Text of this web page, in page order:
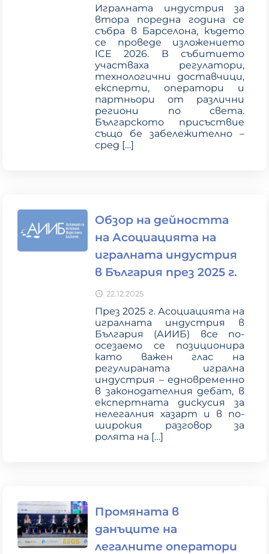
Игралната индустрия за
втора поредна година се
събра в Барселона, където
се проведе изложението
ICE 2026. В събитието
участваха регулатори,
технологични доставчици,
експерти, оператори и
партньори от различни
региони по света.
Българското присъствие
също бе забележително –
сред […]
Обзор на дейността
на Асоциацията на
игралната индустрия
в България през 2025 г.
22.12.2025
През 2025 г. Асоциацията на
игралната индустрия в
България (АИИБ) все по-
осезаемо се позиционира
като важен глас на
регулираната игрална
индустрия – едновременно
в законодателния дебат, в
експертната дискусия за
нелегалния хазарт и в по-
широкия разговор за
ролята на […]
Промяната в
данъците на
легалните оператори